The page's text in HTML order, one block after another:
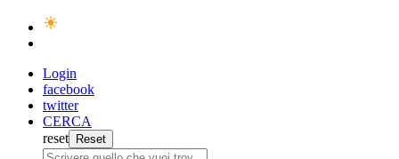
Login
facebook
twitter
CERCA
reset